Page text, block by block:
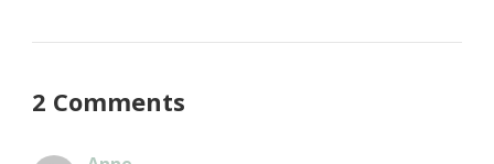
2 Comments